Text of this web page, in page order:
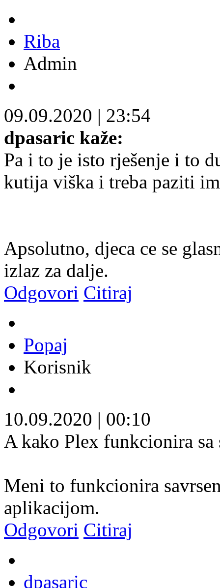
Riba
Admin
09.09.2020 | 23:54
dpasaric kaže:
Pa i to je isto rješenje i to
kutija viška i treba paziti
Apsolutno, djeca ce se
izlaz za dalje.
Odgovori Citiraj
Popaj
Korisnik
10.09.2020 | 00:10
A kako Plex funkcionira sa
Meni to funkcionira
aplikacijom.
Odgovori Citiraj
dpasaric